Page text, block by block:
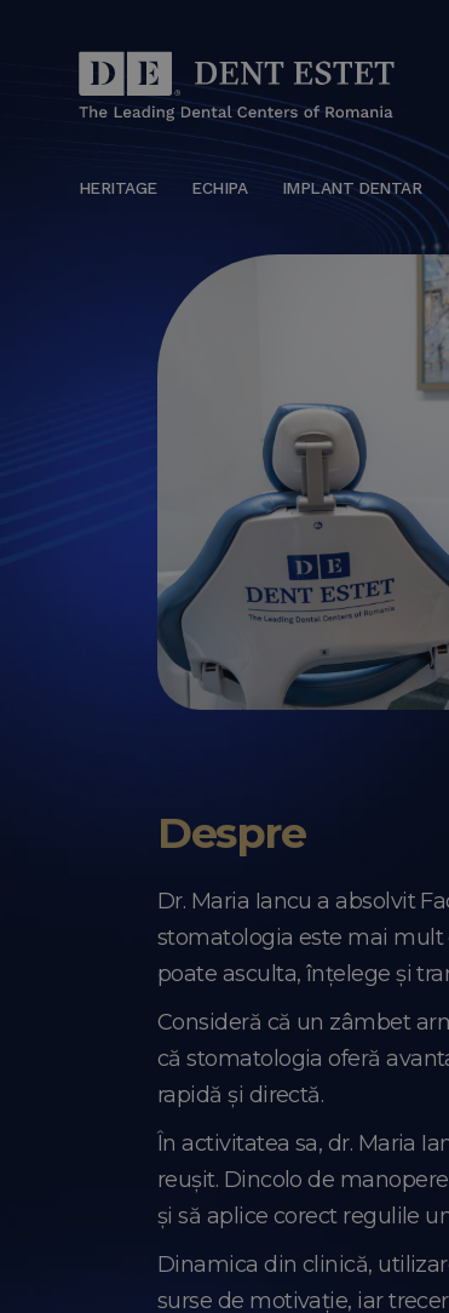
HERITAGE ECHIPA IMPLANT DENTAR
Despre
Dr. Maria Iancu a absolvit
stomatologia este mai mult
poate asculta, înțelege și
Consideră că un zâmbet
că stomatologia oferă
rapidă și directă.
În activitatea sa, dr. Maria
reușit. Dincolo de
și să aplice corect regulile
Dinamica din clinică,
surse de motivație, iar